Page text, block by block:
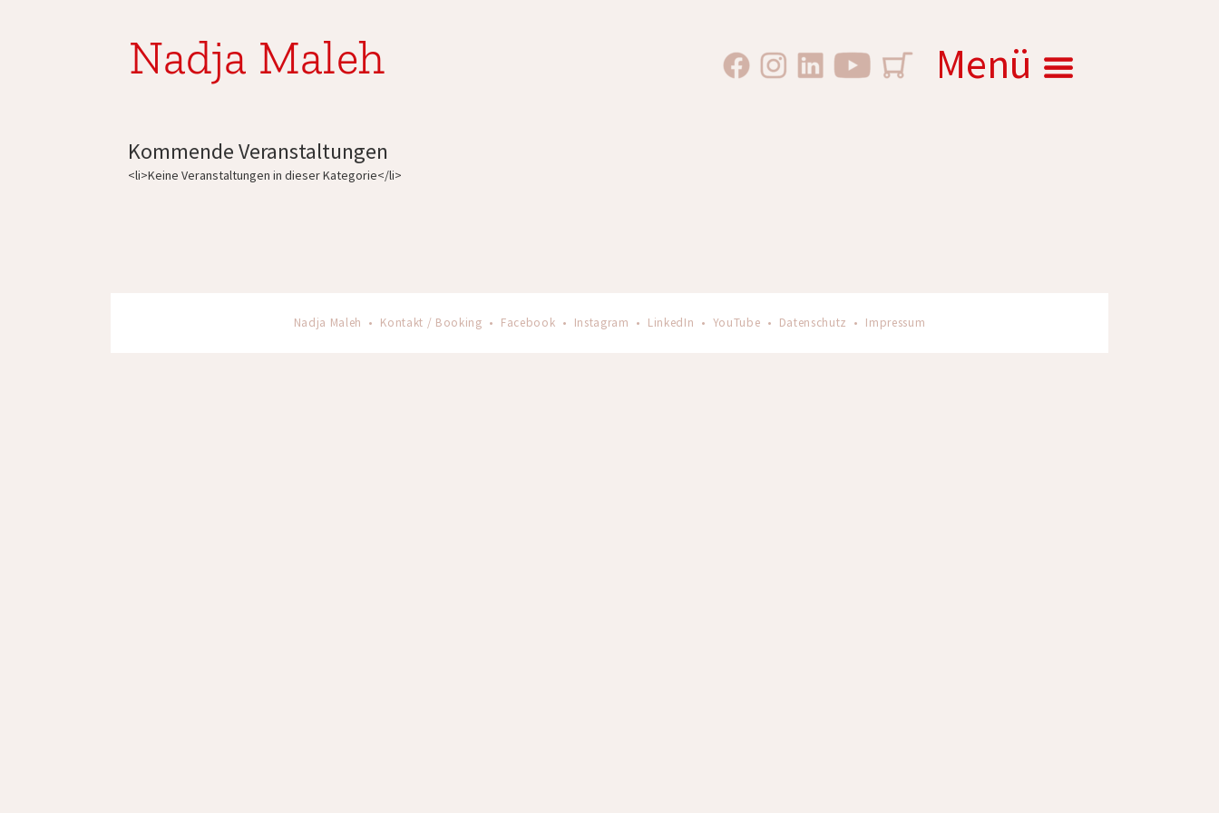
Nadja Maleh Menü
Kommende Veranstaltungen
<li>Keine Veranstaltungen in dieser Kategorie</li>
Nadja Maleh • Kontakt / Booking • Facebook • Instagram • LinkedIn • YouTube • Datenschutz • Impressum